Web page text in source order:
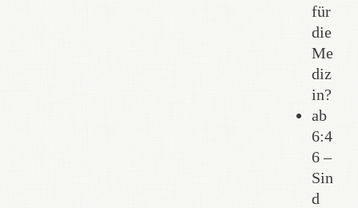
für
die
Me
diz
in?
ab
6:4
6 –
Sin
d